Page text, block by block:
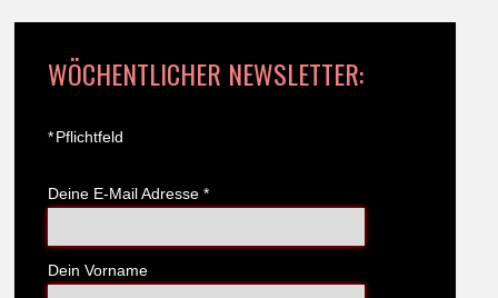
WÖCHENTLICHER NEWSLETTER:
*Pflichtfeld
Deine E-Mail Adresse *
Dein Vorname